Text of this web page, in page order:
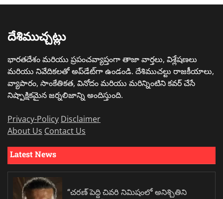
దేశిముచ్చట్లు
భారతదేశం మరియు ప్రపంచవ్యాప్తంగా తాజా వార్తలు, విశ్లేషణలు
మరియు నివేదికలతో అప్‌డేట్‌గా ఉండండి. దేశిముచల్టు రాజకీయాలు,
వ్యాపారం, సాంకేతికత, వినోదం మరియు మరిన్నింటిని కవర్ చేసే
నిష్పాక్షికమైన జర్నలిజాన్ని అందిస్తుంది.
Privacy-Policy Disclaimer
About Us Contact Us
Latest News
“చరణ్ పెద్ది చివరి నిమిషంలో అనిశ్చితిని